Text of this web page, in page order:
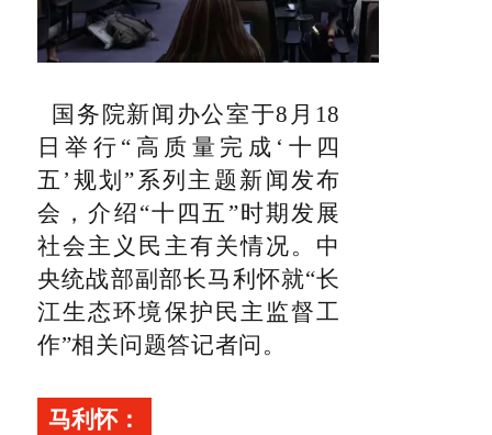
国务院新闻办公室于8月18
日举行“高质量完成‘十四
五’规划”系列主题新闻发布
会，介绍“十四五”时期发展
社会主义民主有关情况。中
央统战部副部长马利怀就“长
江生态环境保护民主监督工
作”相关问题答记者问。
马利怀：